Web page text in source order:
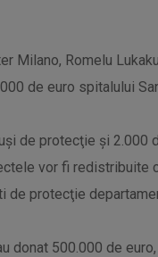
Milano, Romelu
de euro spitalului
de protecţie şi
vor fi redistribuite
de protecţie
donat 500.000 de